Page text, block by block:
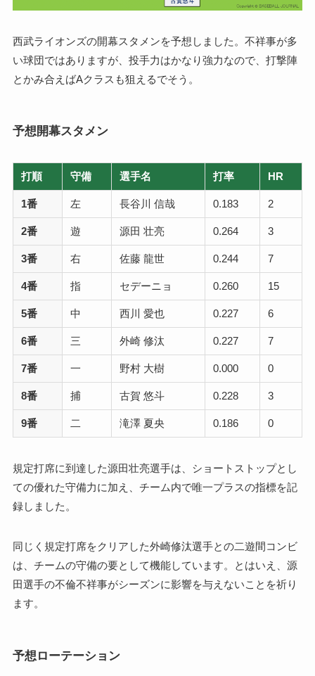
西武ライオンズの開幕スタメンを予想しました。不祥事が多
い球団ではありますが、投手力はかなり強力なので、打撃陣
とかみ合えばAクラスも狙えるでそう。
予想開幕スタメン
打順 守備 選手名 打率 HR
1番 左 長谷川 信哉 0.183 2
2番 遊 源田 壮亮 0.264 3
3番 右 佐藤 龍世 0.244 7
4番 指 セデーニョ 0.260 15
5番 中 西川 愛也 0.227 6
6番 三 外崎 修汰 0.227 7
7番 一 野村 大樹 0.000 0
8番 捕 古賀 悠斗 0.228 3
9番 二 滝澤 夏央 0.186 0
規定打席に到達した源田壮亮選手は、ショートストップとし
ての優れた守備力に加え、チーム内で唯一プラスの指標を記
録しました。
同じく規定打席をクリアした外崎修汰選手との二遊間コンビ
は、チームの守備の要として機能しています。とはいえ、源
田選手の不倫不祥事がシーズンに影響を与えないことを祈り
ます。
予想ローテーション